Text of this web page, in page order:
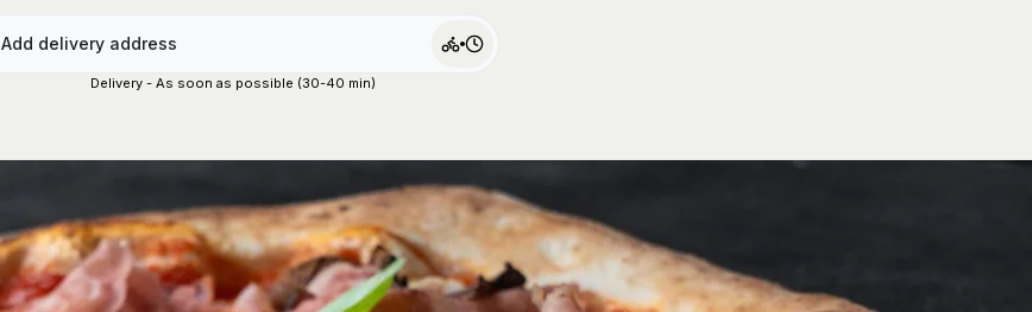
Add delivery address
Delivery - As soon as possible (30-40 min)